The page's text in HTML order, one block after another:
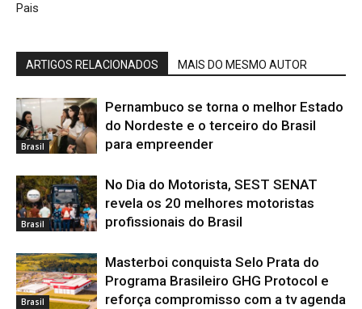
Pais
ARTIGOS RELACIONADOS MAIS DO MESMO AUTOR
Brasil
Pernambuco se torna o melhor Estado
do Nordeste e o terceiro do Brasil
para empreender
Brasil
No Dia do Motorista, SEST SENAT
revela os 20 melhores motoristas
profissionais do Brasil
Brasil
Masterboi conquista Selo Prata do
Programa Brasileiro GHG Protocol e
reforça compromisso com a tv agenda